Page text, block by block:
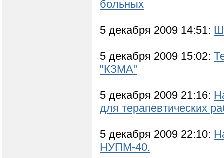
больных
5 декабря 2009 14:51:
5 декабря 2009 15:02:
"КЗМА"
5 декабря 2009 21:16:
для терапевтических
5 декабря 2009 22:10:
НУПМ-40.